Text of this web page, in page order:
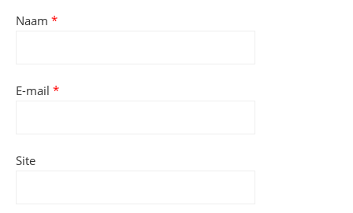
Naam *
E-mail *
Site